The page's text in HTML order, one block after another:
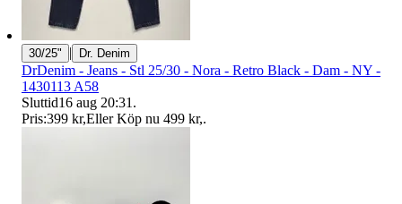
30/25" | Dr. Denim
DrDenim - Jeans - Stl 25/30 - Nora - Retro Black - Dam - NY -
1430113 A58
Sluttid16 aug 20:31 .
Pris:399 kr,Eller Köp nu 499 kr,.